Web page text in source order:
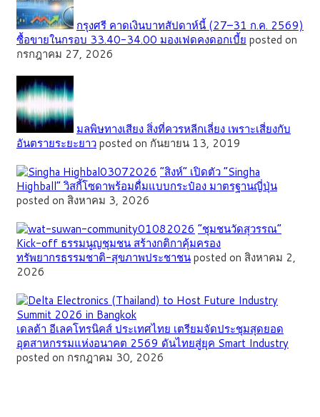
กรุงศรี คาดเงินบาทสัปดาห์นี้ (27–31 ก.ค. 2569)
ซื้อขายในกรอบ 33.40-34.00 มองเฟดคงดอกเบี้ย posted on
กรกฎาคม 27, 2026
มลพิษทางเสียง สิ่งที่ควรหลีกเลี่ยง เพราะเสี่ยงกับ
อันตรายระยะยาวposted on กันยายน 13, 2019
“สิงห์” เปิดตัว “Singha
Highball” วิสกี้โซดาพร้อมดื่มแบบกระป๋อง มาตรฐานญี่ปุ่น
posted on สิงหาคม 3, 2026
”ชุมชนวัดสุวรรณ”
Kick-off ธรรมนูญชุมชน สร้างกติกาคุ้มครอง
ทรัพยากรธรรมชาติ-สุขภาพประชาชนposted on สิงหาคม 2,
2026
เดลต้า อีเลคโทรนิคส์ ประเทศไทย เตรียมจัดประชุมสุดยอด
อุตสาหกรรมแห่งอนาคต 2569 ดันไทยสู่ยุค Smart Industry
posted on กรกฎาคม 30, 2026